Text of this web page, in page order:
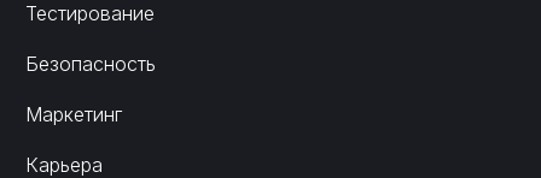
Тестирование
Безопасность
Маркетинг
Карьера